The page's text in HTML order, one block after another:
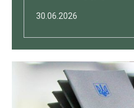
30.06.2026